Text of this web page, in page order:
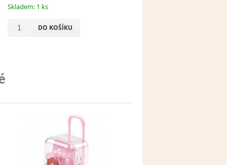
Skladem: 1 ks
DO KOŠÍKU